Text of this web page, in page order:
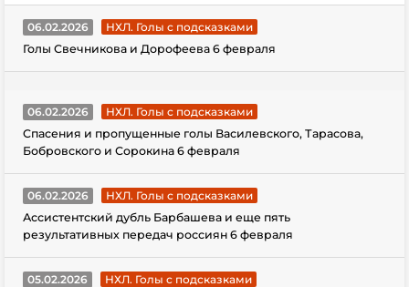
06.02.2026
НХЛ. Голы с подсказками
Голы Свечникова и Дорофеева 6 февраля
06.02.2026
НХЛ. Голы с подсказками
Спасения и пропущенные голы Василевского, Тарасова,
Бобровского и Сорокина 6 февраля
06.02.2026
НХЛ. Голы с подсказками
Ассистентский дубль Барбашева и еще пять
результативных передач россиян 6 февраля
05.02.2026
НХЛ. Голы с подсказками